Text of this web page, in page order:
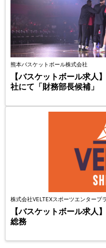
熊本バスケットボール株式会社
【バスケットボール求人
社にて「財務部長候補」
株式会社VELTEXスポーツエンタープ
【バスケットボール求人
総務